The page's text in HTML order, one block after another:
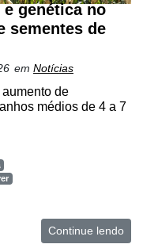
genética no
sementes de
em Notícias
de
médios de 4 a 7
Continue lendo